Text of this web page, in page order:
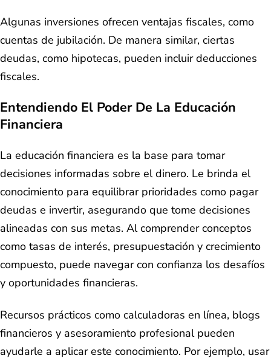
Algunas inversiones ofrecen ventajas fiscales, como
cuentas de jubilación. De manera similar, ciertas
deudas, como hipotecas, pueden incluir deducciones
fiscales.
Entendiendo El Poder De La Educación
Financiera
La educación financiera es la base para tomar
decisiones informadas sobre el dinero. Le brinda el
conocimiento para equilibrar prioridades como pagar
deudas e invertir, asegurando que tome decisiones
alineadas con sus metas. Al comprender conceptos
como tasas de interés, presupuestación y crecimiento
compuesto, puede navegar con confianza los desafíos
y oportunidades financieras.
Recursos prácticos como calculadoras en línea, blogs
financieros y asesoramiento profesional pueden
ayudarle a aplicar este conocimiento. Por ejemplo, usar